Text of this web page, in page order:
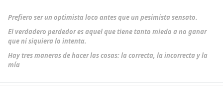
Prefiero ser un optimista loco antes que un pesimista sensato.
El verdadero perdedor es aquel que tiene tanto miedo a no ganar
que ni siquiera lo intenta.
Hay tres maneras de hacer las cosas: la correcta, la incorrecta y la
mía